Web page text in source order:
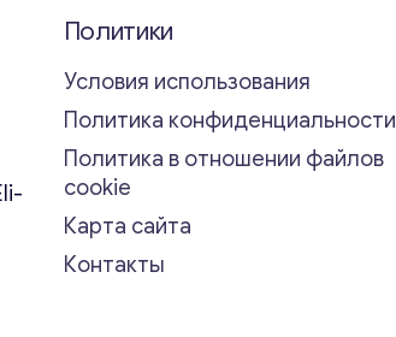
Политики
Условия использования
Политика конфиденциальности
Политика в отношении файлов
cookie
Карта сайта
Контакты